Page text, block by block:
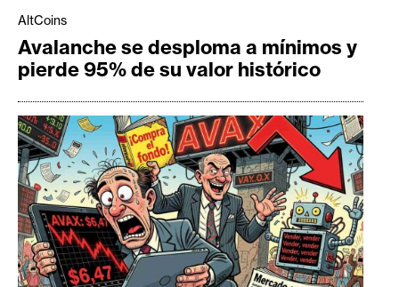
AltCoins
Avalanche se desploma a mínimos y
pierde 95% de su valor histórico